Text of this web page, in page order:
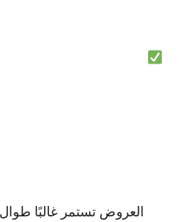
العروض تستمر غالبًا